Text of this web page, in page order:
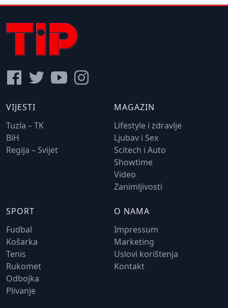
VIJESTI
Tuzla – TK
BiH
Regija – Svijet
MAGAZIN
Lifestyle i zdravlje
Ljubav i Sex
Scitech i Auto
Showtime
Video
Zanimljivosti
SPORT
Fudbal
Košarka
Tenis
Rukomet
Odbojka
Plivanje
O NAMA
Impressum
Marketing
Uslovi korištenja
Kontakt